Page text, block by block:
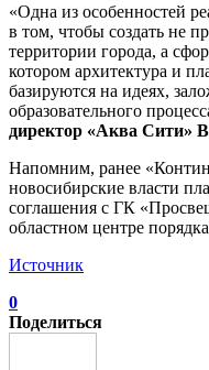
«Одна из особенностей
в том, чтобы создать не
территории города, а
котором архитектура и
базируются на идеях,
образовательного
директор «Аква Сити»
Напомним, ранее
новосибирские власти
соглашения с ГК
областном центре
Источник
0
Поделиться